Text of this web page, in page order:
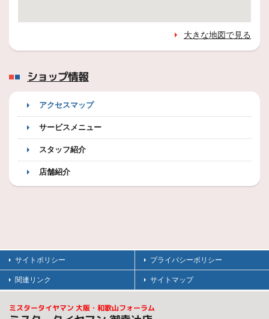
大きな地図で見る
ショップ情報
アクセスマップ
サービスメニュー
スタッフ紹介
店舗紹介
サイトポリシー プライバシーポリシー
関連リンク サイトマップ
ミスタータイヤマン 大阪・和歌山フォーラム